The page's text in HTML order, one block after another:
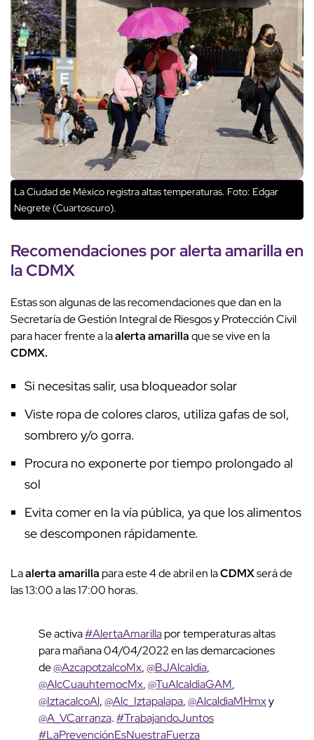
La Ciudad de México registra altas temperaturas. Foto: Edgar
Negrete (Cuartoscuro).
Recomendaciones por alerta amarilla en
la CDMX
Estas son algunas de las recomendaciones que dan en la
Secretaría de Gestión Integral de Riesgos y Protección Civil
para hacer frente a laalerta amarillaque se vive en la
CDMX.
Si necesitas salir, usa bloqueador solar
Viste ropa de colores claros, utiliza gafas de sol,
sombrero y/o gorra.
Procura no exponerte por tiempo prolongado al
sol
Evita comer en la vía pública, ya que los alimentos
se descomponen rápidamente.
Laalerta amarilla para este 4 de abril en laCDMXserá de
las 13:00 a las 17:00 horas.
Se activa#AlertaAmarillapor temperaturas altas
para mañana 04/04/2022 en las demarcaciones
de@AzcapotzalcoMx,@BJAlcaldia,
@AlcCuauhtemocMx,@TuAlcaldiaGAM,
@IztacalcoAl,@Alc_Iztapalapa,@AlcaldiaMHmxy
@A_VCarranza.#TrabajandoJuntos
#LaPrevenciónEsNuestraFuerza